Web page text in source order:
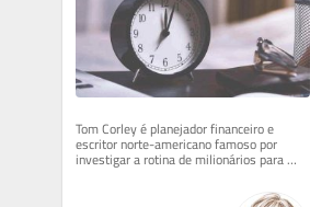
Tom Corley é planejador financeiro e
escritor norte-americano famoso por
investigar a rotina de milionários para
entender os hábitos diários que...